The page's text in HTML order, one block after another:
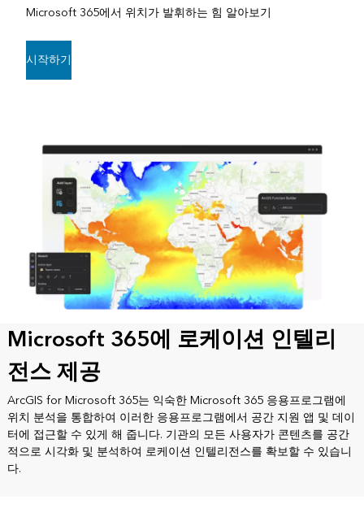
Microsoft 365에서 위치가 발휘하는 힘 알아보기
시작하기
Microsoft 365에 로케이션 인텔리
전스 제공
ArcGIS for Microsoft 365는 익숙한 Microsoft 365 응용프로그램에
위치 분석을 통합하여 이러한 응용프로그램에서 공간 지원 앱 및 데이
터에 접근할 수 있게 해 줍니다. 기관의 모든 사용자가 콘텐츠를 공간
적으로 시각화 및 분석하여 로케이션 인텔리전스를 확보할 수 있습니
다.